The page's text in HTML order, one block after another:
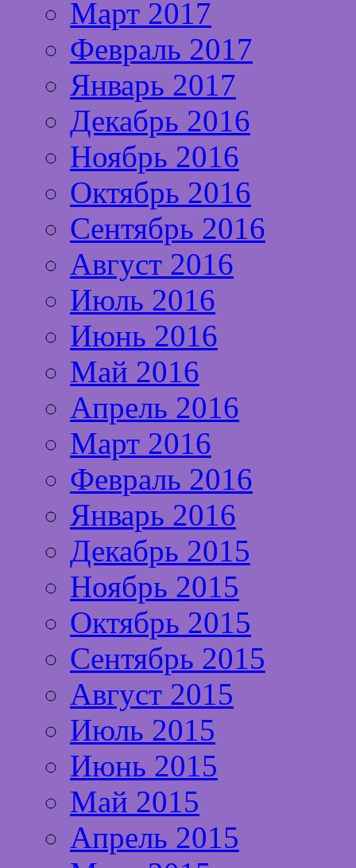
Март 2017
Февраль 2017
Январь 2017
Декабрь 2016
Ноябрь 2016
Октябрь 2016
Сентябрь 2016
Август 2016
Июль 2016
Июнь 2016
Май 2016
Апрель 2016
Март 2016
Февраль 2016
Январь 2016
Декабрь 2015
Ноябрь 2015
Октябрь 2015
Сентябрь 2015
Август 2015
Июль 2015
Июнь 2015
Май 2015
Апрель 2015